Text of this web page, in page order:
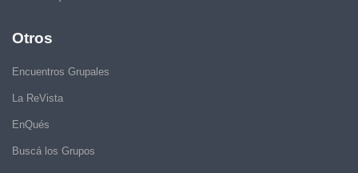
Otros
Encuentros Grupales
La ReVista
EnQués
Buscá los Grupos